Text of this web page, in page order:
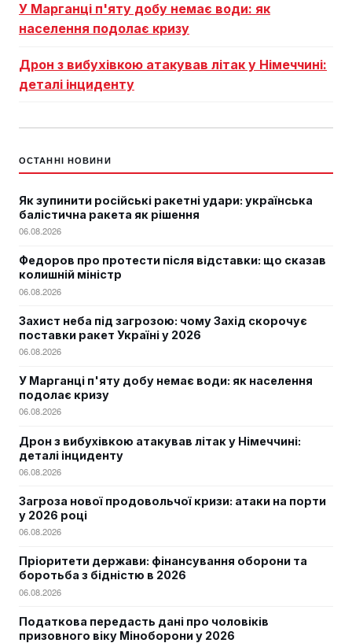
У Марганці п'яту добу немає води: як
населення подолає кризу
Дрон з вибухівкою атакував літак у Німеччині:
деталі інциденту
ОСТАННІ НОВИНИ
Як зупинити російські ракетні удари: українська
балістична ракета як рішення
06.08.2026
Федоров про протести після відставки: що сказав
колишній міністр
06.08.2026
Захист неба під загрозою: чому Захід скорочує
поставки ракет Україні у 2026
06.08.2026
У Марганці п'яту добу немає води: як населення
подолає кризу
06.08.2026
Дрон з вибухівкою атакував літак у Німеччині:
деталі інциденту
06.08.2026
Загроза нової продовольчої кризи: атаки на порти
у 2026 році
06.08.2026
Пріоритети держави: фінансування оборони та
боротьба з бідністю в 2026
06.08.2026
Податкова передасть дані про чоловіків
призовного віку Міноборони у 2026